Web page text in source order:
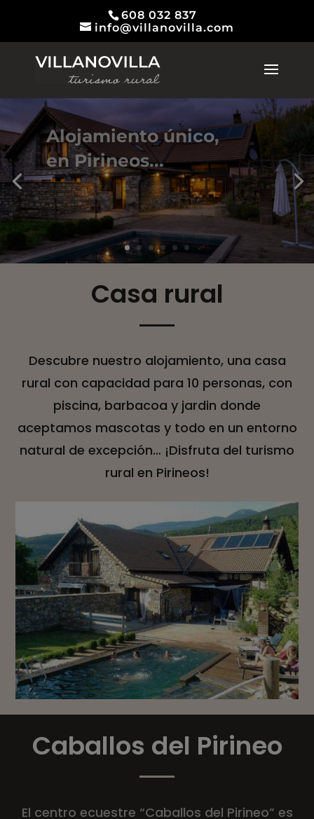
608 032 837
info@villanovilla.com
Alojamiento único,
en Pirineos...
Casa rural
Descubre nuestro alojamiento, una casa
rural con capacidad para 10 personas, con
piscina, barbacoa y jardin donde
aceptamos mascotas y todo en un entorno
natural de excepción… ¡Disfruta del turismo
rural en Pirineos!
Caballos del Pirineo
El centro ecuestre “Caballos del Pirineo” es